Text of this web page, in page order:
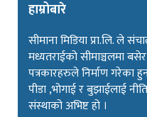
हाम्रोबारे
सीमाना मिडिया प्रा.लि. ले
मध्यतराईको सीमाञ्चलमा
पत्रकारहरुले निर्माण गरेका
पीडा ,भोगाई र बुझाईलाई
संस्थाको अभिष्ट हो ।